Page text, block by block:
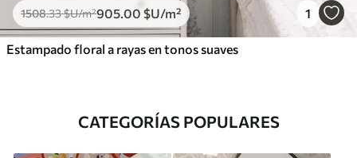
1508.33$U/m²905.00 $U/m² 1
Estampado floral a rayas en tonos suaves
CATEGORÍAS POPULARES